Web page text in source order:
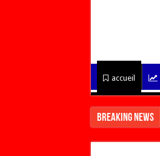
accueil
Breaking News